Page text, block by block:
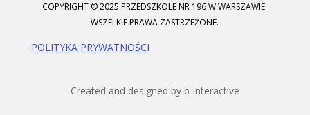
COPYRIGHT © 2025 PRZEDSZKOLE NR 196 W WARSZAWIE.
WSZELKIE PRAWA ZASTRZEŻONE.
POLITYKA PRYWATNOŚCI
Created and designed by b-interactive